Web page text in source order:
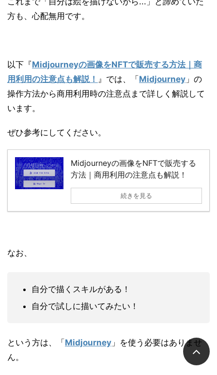
方も、心配無用です。
以下『Midjourneyの画像をNFTで販売する方法｜商
用利用の注意点も解説！ 』では、「Midjourney 」の
操作方法から商用利用時の注意点まで詳しく解説して
います。
ぜひ参考にしてください。
Midjourneyの画像をNFTで販売する
方法｜商用利用の注意点も解説！
続きを見る
なお、
自分で描くスキルがある！
自分で試しに描いてみたい！
という方は、「Midjourney 」を使う必要はありませ
ん。